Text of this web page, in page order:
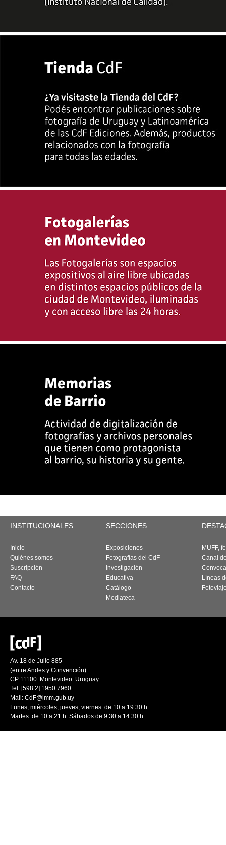
INSTITUCIONALES SECCIONES
Inicio
Quiénes somos
Suscripción
FAQ
Contacto
Exposiciones
Fotografías del CdF
Investigación
Educativa
Catálogo
Mediateca
MUFF,
Canal
Líneas
Av. 18 de Julio 885
(entre Andes y Convención)
CP 11100. Montevideo. Uruguay
Tel: [598 2] 1950 7960
Mail: CdF@imm.gub.uy
Lunes, miércoles, jueves, viernes: de 10 a 19.30 h.
Martes: de 10 a 21 h. Sábados de 9.30 a 14.30 h.